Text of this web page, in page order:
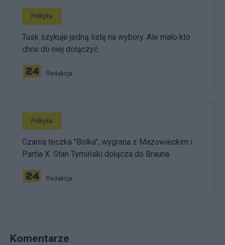
Polityka
Tusk szykuje jedną listę na wybory. Ale mało kto
chce do niej dołączyć
Redakcja
Polityka
Czarna teczka "Bolka", wygrana z Mazowieckim i
Partia X. Stan Tymiński dołącza do Brauna
Redakcja
Komentarze